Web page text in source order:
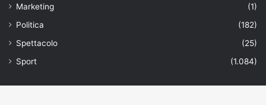
Marketing
(1)
Politica
(182)
Spettacolo
(25)
Sport
(1.084)